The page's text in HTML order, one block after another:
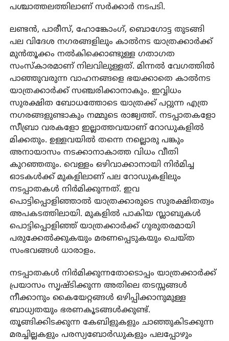
പശ്ചാത്തലത്തിലാണ് സര്‍ക്കാര്‍ നടപടി.
ലണ്ടന്‍, പാരീസ്, ഹോങ്കോംഗ്, ബൊഗോട്ട തുടങ്ങി
പല വിദേശ നഗരങ്ങളിലും കാല്‍നട യാത്രക്കാര്‍ക്ക്
മുന്‍തൂക്കം നല്‍കിക്കൊണ്ടുള്ള ഗതാഗത
സംസ്‌കാരമാണ് നിലവിലുള്ളത്. മിന്നല്‍ വേഗത്തില്‍
പാഞ്ഞുവരുന്ന വാഹനങ്ങളെ ഭയക്കാതെ കാല്‍നട
യാത്രക്കാര്‍ക്ക് സഞ്ചരിക്കാനാകും. ഇവ്വിധം
സുരക്ഷിത ബോധത്തോടെ യാത്രക്ക് പറ്റുന്ന എത്ര
നഗരങ്ങളുണ്ടാകും നമ്മുടെ രാജ്യത്ത്. നടപ്പാതകളോ
സീബ്രാ വരകളോ ഇല്ലാത്തവയാണ് റോഡുകളില്‍
മിക്കതും. ഉള്ളവയില്‍ തന്നെ നല്ലൊരു പങ്കും
അനായാസം നടക്കാനാകാത്ത വിധം വീതി
കുറഞ്ഞതും. വെള്ളം ഒഴിവാക്കാനായി നിര്‍മിച്ച
ഓടകള്‍ക്ക് മുകളിലാണ് പല റോഡുകളിലും
നടപ്പാതകള്‍ നിര്‍മിക്കുന്നത്. ഇവ
പൊട്ടിപ്പൊളിഞ്ഞാല്‍ യാത്രക്കാരുടെ സുരക്ഷിതത്വം
അപകടത്തിലായി. മുകളില്‍ പാകിയ സ്ലാബുകള്‍
പൊട്ടിപ്പൊളിഞ്ഞ് യാത്രക്കാര്‍ക്ക് ഗുരുതരമായി
പരുക്കേല്‍ക്കുകയും മരണപ്പെടുകയും ചെയ്ത
സംഭവങ്ങള്‍ ധാരാളം.
നടപ്പാതകള്‍ നിര്‍മിക്കുന്നതോടൊപ്പം യാത്രക്കാര്‍ക്ക്
പ്രയാസം സൃഷ്ടിക്കുന്ന അതിലെ തടസ്സങ്ങള്‍
നീക്കാനും കൈയേറ്റങ്ങള്‍ ഒഴിപ്പിക്കാനുമുള്ള
ബാധ്യതയും ഭരണകൂടങ്ങള്‍ക്കുണ്ട്.
തൂങ്ങിക്കിടക്കുന്ന കേബിളുകളും ചാഞ്ഞുകിടക്കുന്ന
മരച്ചില്ലകളും പരസ്യബോര്‍ഡുകളും പലപ്പോഴും